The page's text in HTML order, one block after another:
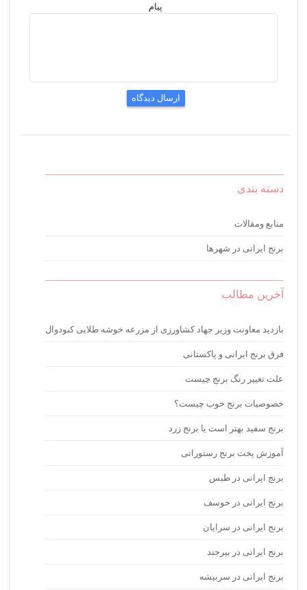
پیام
ارسال دیدگاه
دسته بندی
منابع ومقالات
برنج ایرانی در شهرها
آخرین مطالب
بازدید معاونت وزیر جهاد کشاورزی از مزرعه خوشه طلایی کبودوال
فرق برنج ایرانی و پاکستانی
علت تغییر رنگ برنج چیست
خصوصیات برنج خوب چیست؟
برنج سفید بهتر است یا برنج زرد
آموزش پخت برنج رستورانی
برنج ایرانی در طبس
برنج ایرانی در خوسف
برنج ایرانی در سرایان
برنج ایرانی در بیرجند
برنج ایرانی در سربیشه